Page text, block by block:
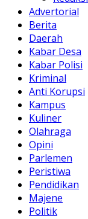
Advertorial
Berita
Daerah
Kabar Desa
Kabar Polisi
Kriminal
Anti Korupsi
Kampus
Kuliner
Olahraga
Opini
Parlemen
Peristiwa
Pendidikan
Majene
Politik